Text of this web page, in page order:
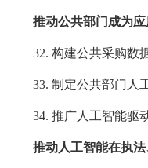
推动公共部门成为
32. 构建公共采购数
33. 制定公共部门人
34. 推广人工智能驱
推动人工智能在执